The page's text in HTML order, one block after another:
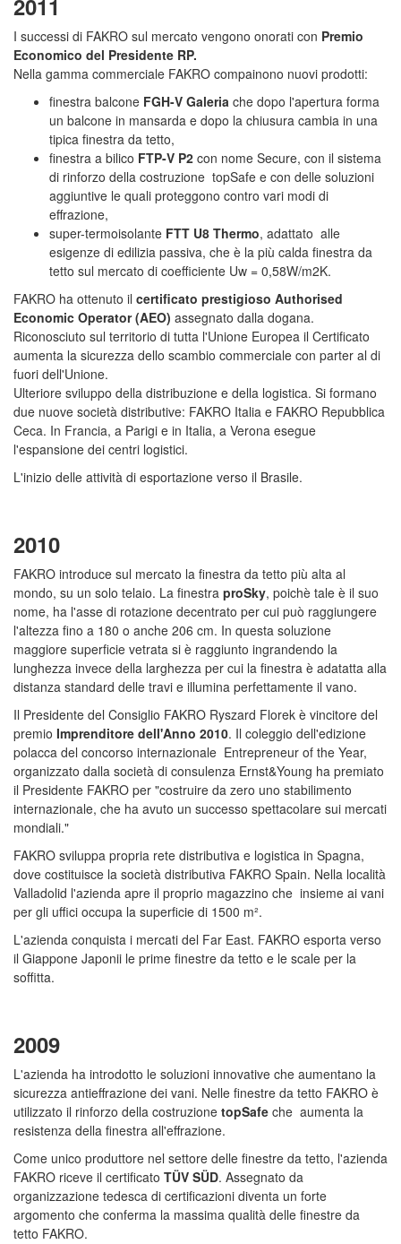
2011
I successi di FAKRO sul mercato vengono onorati con Premio
Economico del Presidente RP.
Nella gamma commerciale FAKRO compainono nuovi prodotti:
finestra balcone FGH-V Galeria che dopo l'apertura forma
un balcone in mansarda e dopo la chiusura cambia in una
tipica finestra da tetto,
finestra a bilico FTP-V P2 con nome Secure, con il sistema
di rinforzo della costruzione topSafe e con delle soluzioni
aggiuntive le quali proteggono contro vari modi di
effrazione,
super-termoisolante FTT U8 Thermo, adattato alle
esigenze di edilizia passiva, che è la più calda finestra da
tetto sul mercato di coefficiente Uw = 0,58W/m2K.
FAKRO ha ottenuto il certificato prestigioso Authorised
Economic Operator (AEO) assegnato dalla dogana.
Riconosciuto sul territorio di tutta l'Unione Europea il Certificato
aumenta la sicurezza dello scambio commerciale con parter al di
fuori dell'Unione.
Ulteriore sviluppo della distribuzione e della logistica. Si formano
due nuove società distributive: FAKRO Italia e FAKRO Repubblica
Ceca. In Francia, a Parigi e in Italia, a Verona esegue
l'espansione dei centri logistici.
L'inizio delle attività di esportazione verso il Brasile.
2010
FAKRO introduce sul mercato la finestra da tetto più alta al
mondo, su un solo telaio. La finestra proSky, poichè tale è il suo
nome, ha l'asse di rotazione decentrato per cui può raggiungere
l'altezza fino a 180 o anche 206 cm. In questa soluzione
maggiore superficie vetrata si è raggiunto ingrandendo la
lunghezza invece della larghezza per cui la finestra è adatatta alla
distanza standard delle travi e illumina perfettamente il vano.
Il Presidente del Consiglio FAKRO Ryszard Florek è vincitore del
premio Imprenditore dell'Anno 2010. Il coleggio dell'edizione
polacca del concorso internazionale Entrepreneur of the Year,
organizzato dalla società di consulenza Ernst&Young ha premiato
il Presidente FAKRO per "costruire da zero uno stabilimento
internazionale, che ha avuto un successo spettacolare sui mercati
mondiali."
FAKRO sviluppa propria rete distributiva e logistica in Spagna,
dove costituisce la società distributiva FAKRO Spain. Nella località
Valladolid l'azienda apre il proprio magazzino che insieme ai vani
per gli uffici occupa la superficie di 1500 m².
L'azienda conquista i mercati del Far East. FAKRO esporta verso
il Giappone Japonii le prime finestre da tetto e le scale per la
soffitta.
2009
L'azienda ha introdotto le soluzioni innovative che aumentano la
sicurezza antieffrazione dei vani. Nelle finestre da tetto FAKRO è
utilizzato il rinforzo della costruzione topSafe che aumenta la
resistenza della finestra all'effrazione.
Come unico produttore nel settore delle finestre da tetto, l'azienda
FAKRO riceve il certificato TÜV SÜD. Assegnato da
organizzazione tedesca di certificazioni diventa un forte
argomento che conferma la massima qualità delle finestre da
tetto FAKRO.